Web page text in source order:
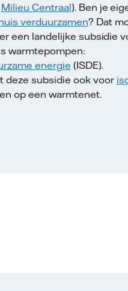
Milieu Centraal). Ben je
verduurzamen? Dat
een landelijke subsidie
warmtepompen:
energie (ISDE).
deze subsidie ook voor
op een warmtenet.